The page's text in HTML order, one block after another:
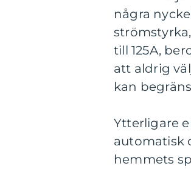
några
till 125A,
att aldrig
kan
Ytterligare
automatisk
hemmets